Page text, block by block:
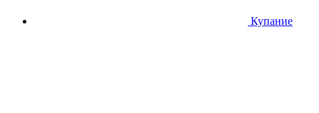
Купание